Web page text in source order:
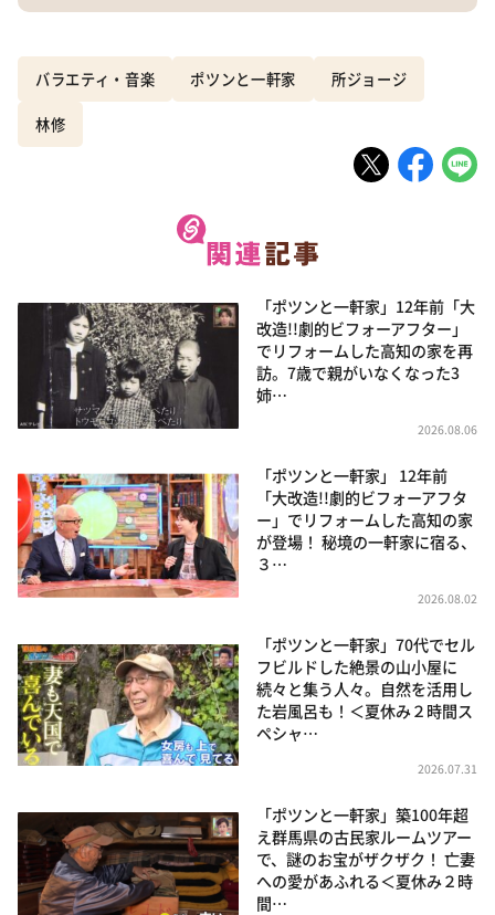
バラエティ・音楽 ポツンと一軒家 所ジョージ
林修
「ポツンと一軒家」12年前「大
改造!!劇的ビフォーアフター」
でリフォームした高知の家を再
訪。7歳で親がいなくなった3
姉…
2026.08.06
「ポツンと一軒家」 12年前
「大改造!!劇的ビフォーアフタ
ー」でリフォームした高知の家
が登場！ 秘境の一軒家に宿る、
３…
2026.08.02
「ポツンと一軒家」70代でセル
フビルドした絶景の山小屋に
続々と集う人々。自然を活用し
た岩風呂も！＜夏休み２時間ス
ペシャ…
2026.07.31
「ポツンと一軒家」築100年超
え群馬県の古民家ルームツアー
で、謎のお宝がザクザク！ 亡妻
への愛があふれる＜夏休み２時
間…